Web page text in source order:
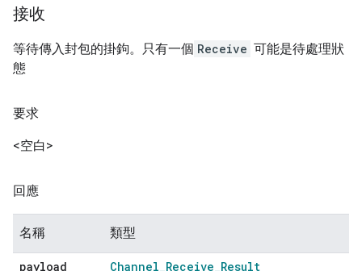
接收
等待傳入封包的掛鉤。只有一個 Receive 可能是待處理狀
態
要求
<空白>
回應
名稱 類型
payload Channel Receive Result